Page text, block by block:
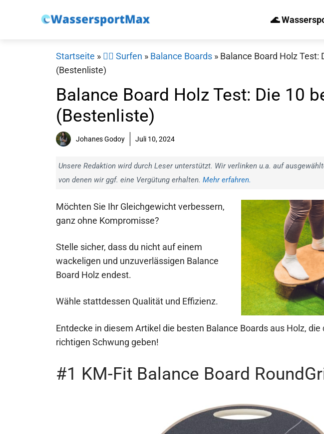
🌊
Startseite » 🏄‍♂️ Surfen » Balance Boards » Balance Board Holz Test:
(Bestenliste)
Balance Board Holz Test: Die 10
(Bestenliste)
Johanes Godoy Juli 10, 2024
Unsere Redaktion wird durch Leser unterstützt. Wir verlinken u.a. auf
von denen wir ggf. eine Vergütung erhalten. Mehr erfahren.
Möchten Sie Ihr Gleichgewicht verbessern,
ganz ohne Kompromisse?
Stelle sicher, dass du nicht auf einem
wackeligen und unzuverlässigen Balance
Board Holz endest.
Wähle stattdessen Qualität und Effizienz.
Entdecke in diesem Artikel die besten Balance Boards aus Holz,
richtigen Schwung geben!
#1 KM-Fit Balance Board